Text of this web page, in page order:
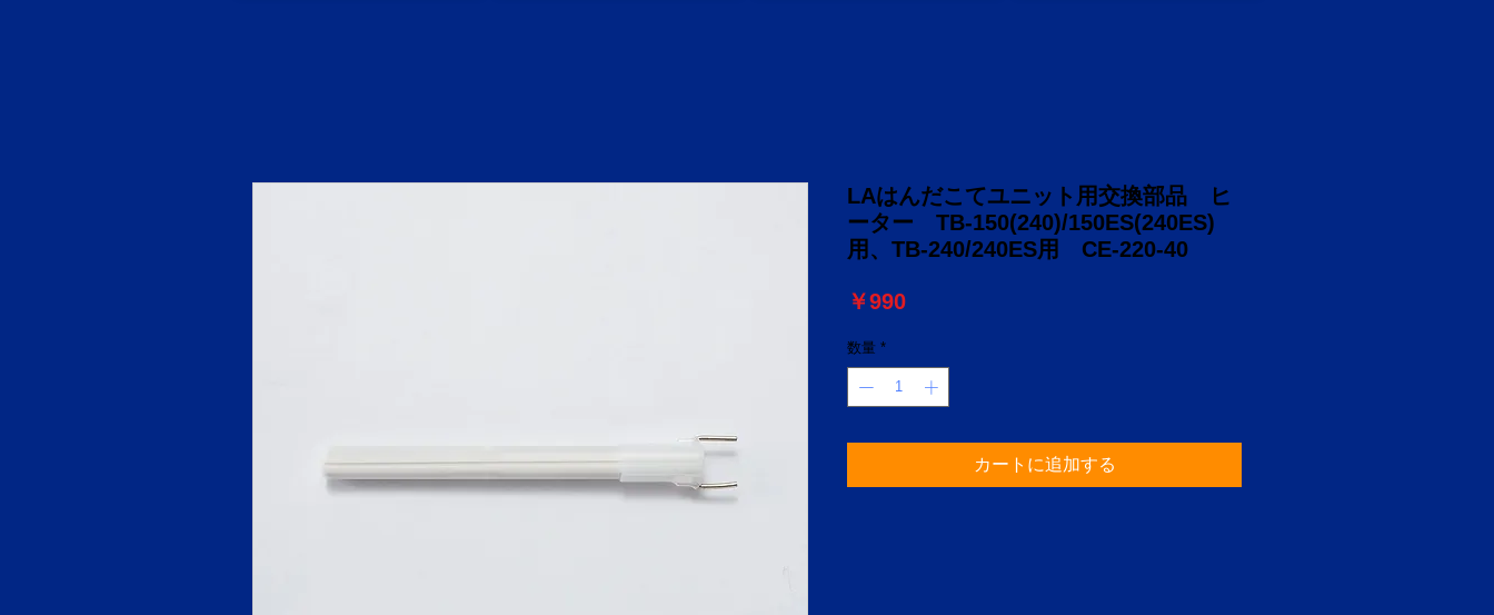
LAはんだこてユニット用交換部品 ヒ
ーター TB-150(240)/150ES(240ES)
用、TB-240/240ES用 CE-220-40
￥990価
数量 *
カートに追加する